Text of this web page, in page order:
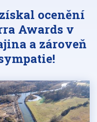
ocenění
Awards v
a zároveň